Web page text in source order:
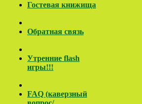
Гостевая книжища
Обратная связь
Утренние flash
игры!!!
FAQ (каверзный